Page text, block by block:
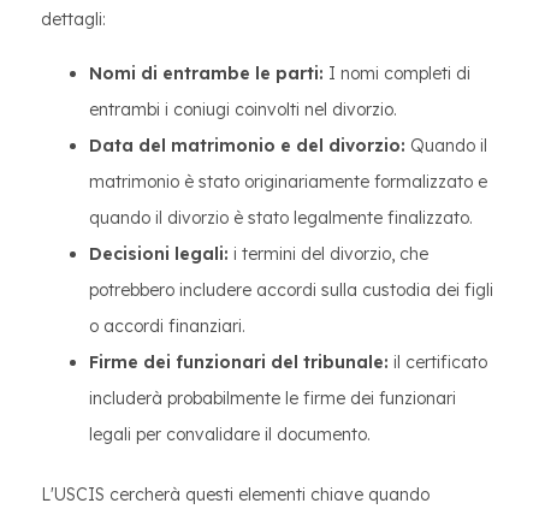
dettagli:
Nomi di entrambe le parti: I nomi completi di
entrambi i coniugi coinvolti nel divorzio.
Data del matrimonio e del divorzio: Quando il
matrimonio è stato originariamente formalizzato e
quando il divorzio è stato legalmente finalizzato.
Decisioni legali: i termini del divorzio, che
potrebbero includere accordi sulla custodia dei figli
o accordi finanziari.
Firme dei funzionari del tribunale: il certificato
includerà probabilmente le firme dei funzionari
legali per convalidare il documento.
L'USCIS cercherà questi elementi chiave quando